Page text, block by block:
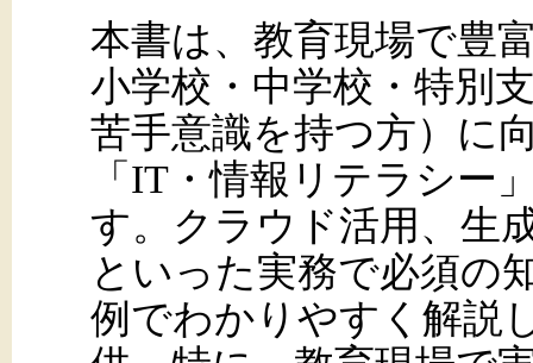
本書は、教育現場で豊
小学校・中学校・特別
苦手意識を持つ方）に
「IT・情報リテラシー
す。クラウド活用、生
といった実務で必須の
例でわかりやすく解説